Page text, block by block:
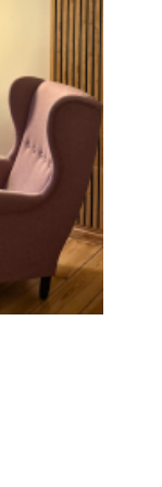
492 459 – Kasia
z ciałem i